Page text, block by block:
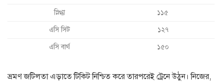
স্নিগ্ধা ১১৫
এসি সিট ১২৭
এসি বার্থ ১৫০
ভ্রমণ জটিলতা এড়াতে টিকিট নিশ্চিত করে তারপরেই ট্রেনে উঠুন। নিজের,